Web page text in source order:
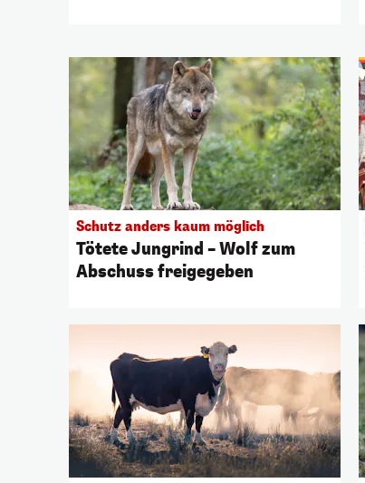
Schutz anders kaum möglich
Tötete Jungrind – Wolf zum
Abschuss freigegeben